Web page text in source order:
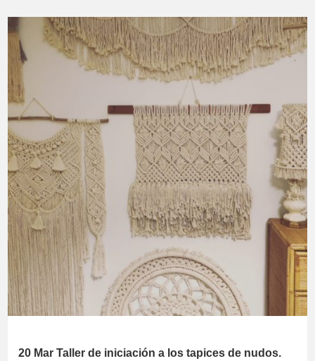
20 Mar Taller de iniciación a los tapices de nudos.